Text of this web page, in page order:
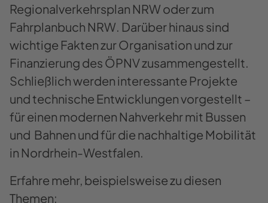
Regionalverkehrsplan NRW oder zum
Fahrplanbuch NRW. Darüber hinaus sind
wichtige Fakten zur Organisation und zur
Finanzierung des ÖPNV zusammengestellt.
Schließlich werden interessante Projekte
und technische Entwicklungen vorgestellt –
für einen modernen Nahverkehr mit Bussen
und Bahnen und für die nachhaltige Mobilität
in Nordrhein-Westfalen.
Erfahre mehr, beispielsweise zu diesen
Themen: